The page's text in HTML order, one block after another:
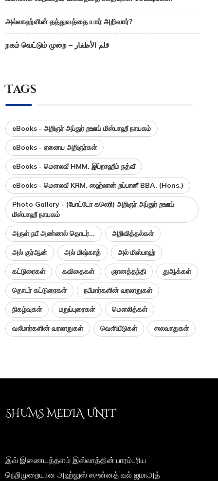
அல்லாஹ்வின் தத்துவத்தை யார் அறிவார்?
நகம் வெட்டும் முறை – قلم الأظفار
Tags
eBooks - அறிஞர் அப்துர் றஊப் மிஸ்பாஹீ நாயகம்
eBooks - ஏனைய அறிஞர்கள்
eBooks - மௌலவீ HMM. இப்றாஹீம் நத்வீ
eBooks - மௌலவீ KRM. ஸஹ்லான் றப்பானீ BBA. (Hons.)
Photo Gallery - (போட்டோ கலெரி) அறிஞர் அப்துர் றஊப்
மிஸ்பாஹீ நாயகம்
அருள் நபீ அண்ணல் தொடர்... அறிவித்தல்கள்
அல் குர்ஆன் அல் மிஷ்காத் அல் மிஸ்பாஹ்
கட்டுரைகள் கவிதைகள் ஞானத்தந்தி துஆக்கள்
தொடர் கட்டுரைகள் நபீமார்களின் வரலாறுகள்
நிகழ்வுகள் மறுப்புரைகள் மௌலித்கள்
வலீமார்களின் வரலாறுகள் வெளியீடுகள் ஸலவாதுகள்
SHUMS MEDIA UNIT
இவ் இணையத்தளம் இஸ்லாத்தின் பாரம்பரிய
நெறிமுறையான அஹ்லுஸ் ஸுன்னத் வல் ஜமாஅத்